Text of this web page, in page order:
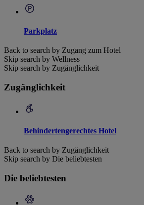
Parkplatz
Back to search by Zugang zum Hotel
Skip search by Wellness
Skip search by Zugänglichkeit
Zugänglichkeit
Behindertengerechtes Hotel
Back to search by Zugänglichkeit
Skip search by Die beliebtesten
Die beliebtesten